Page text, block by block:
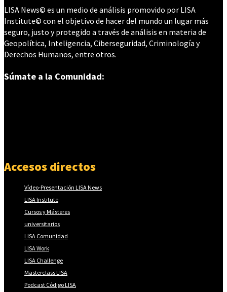
LISA News© es un medio de análisis promovido por LISA
Institute© con el objetivo de hacer del mundo un lugar más
seguro, justo y protegido a través de análisis en materia de
Geopolítica, Inteligencia, Ciberseguridad, Criminología y
Derechos Humanos, entre otros.
Súmate a la Comunidad:
Accesos directos
Vídeo-Presentación LISA News
LISA Institute
Cursos y Másteres
universitarios
LISA Comunidad
LISA Work
LISA Challenge
Masterclass LISA
Podcast Código LISA